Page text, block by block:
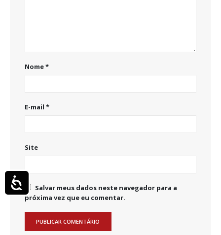
Nome*
E-mail *
Site
Salvar meus dados neste navegador para a
próxima vez que eu comentar.